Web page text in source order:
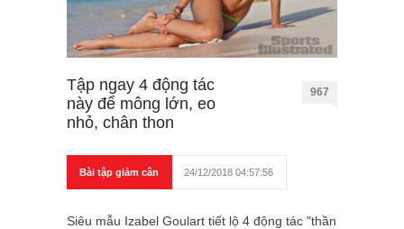
Tập ngay 4 động tác
này để mông lớn, eo
nhỏ, chân thon
967
Bài tập giảm cân 24/12/2018 04:57:56
Siêu mẫu Izabel Goulart tiết lộ 4 động tác "thần